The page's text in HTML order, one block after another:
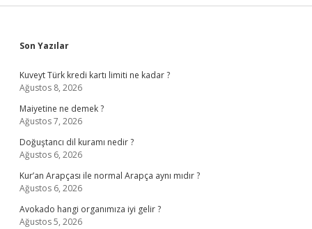
Sidebar
Son Yazılar
Kuveyt Türk kredi kartı limiti ne kadar ?
Ağustos 8, 2026
Maiyetine ne demek ?
Ağustos 7, 2026
Doğuştancı dil kuramı nedir ?
Ağustos 6, 2026
Kur’an Arapçası ile normal Arapça aynı mıdır ?
Ağustos 6, 2026
Avokado hangi organımıza iyi gelir ?
Ağustos 5, 2026